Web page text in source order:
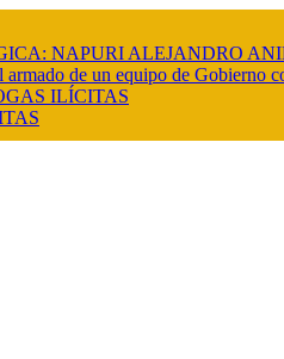
NAPURI ALEJANDRO
de un equipo de Gobierno
ILÍCITAS